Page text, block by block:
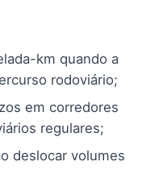
km quando a
rodoviário;
em corredores
regulares;
deslocar volumes